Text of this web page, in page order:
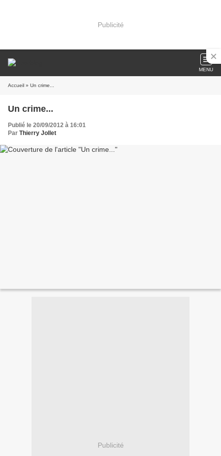
Publicité
MENU
Accueil » Un crime...
Un crime...
Publié le 20/09/2012 à 16:01
Par Thierry Jollet
Publicité